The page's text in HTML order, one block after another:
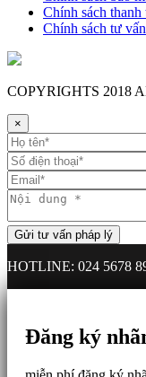
Chính sách thanh
Chính sách tư vấn
COPYRIGHTS 2018
×
HOTLINE: 024 5678
Đăng ký